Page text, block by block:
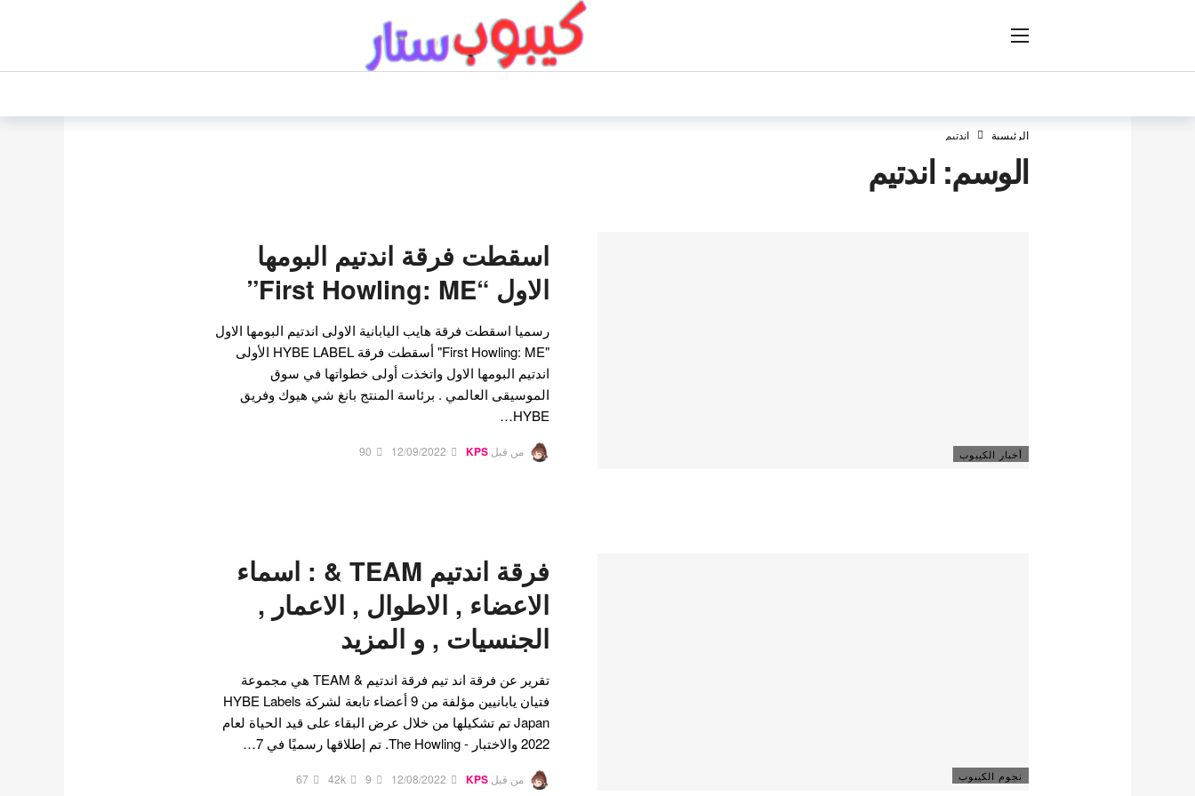
الرئيسية اندتيم
الوسم:اندتيم
أخبار الكيبوب
اسقطت فرقة اندتيم البومها
الاول “First Howling: ME”
رسميا اسقطت فرقة هايب اليابانية الاولى اندتيم البومها الاول
"First Howling: ME" أسقطت فرقة HYBE LABEL الأولى
اندتيم البومها الاول واتخذت أولى خطواتها في سوق
الموسيقى العالمي . برئاسة المنتج بانغ شي هيوك وفريق
HYBE…
من قبل KPS
12/09/2022
90
نجوم الكيبوب
فرقة اندتيم TEAM & : اسماء
الاعضاء , الاطوال , الاعمار ,
الجنسيات , و المزيد
تقرير عن فرقة اند تيم فرقة اندتيم & TEAM هي مجموعة
فتيان يابانيين مؤلفة من 9 أعضاء تابعة لشركة HYBE Labels
Japan تم تشكيلها من خلال عرض البقاء على قيد الحياة لعام
2022 والاختبار - The Howling. تم إطلاقها رسميًا في 7…
من قبل KPS
12/08/2022
9
42k
67